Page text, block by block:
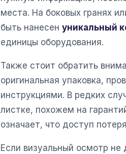
места. На боковых гранях
быть нанесен уникальный
единицы оборудования.
Также стоит обратить
оригинальная упаковка,
инструкциями. В редких
листке, похожем на
означает, что доступ
Если визуальный осмотр